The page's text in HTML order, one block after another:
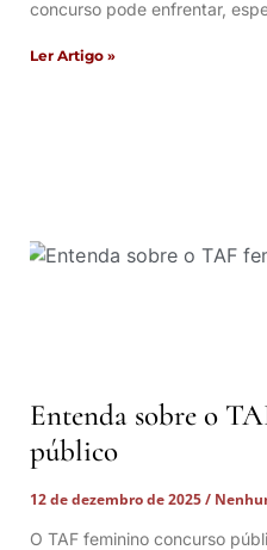
concurso pode enfrentar,
Ler Artigo »
Entenda sobre o
público
12 de dezembro de 2025
O TAF feminino concurso